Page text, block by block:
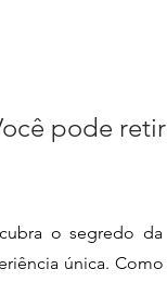
pode
o segredo
única.